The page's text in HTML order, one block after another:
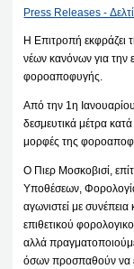
Press Releases -
Η Επιτροπή εκφράζει
νέων κανόνων για την
φοροαποφυγής.
Από την 1η
δεσμευτικά μέτρα
μορφές της
Ο Πιερ Μοσκοβισί,
Υποθέσεων,
αγωνιστεί με
επιθετικού
αλλά
όσων προσπαθούν να